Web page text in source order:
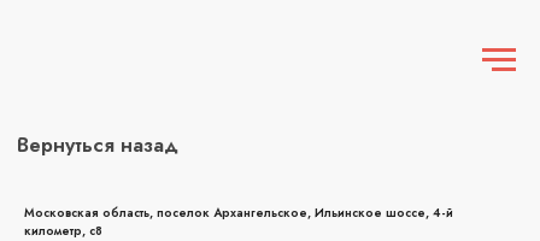
Московская область, поселок Архангельское, Ильинское шоссе, 4-й
километр, с8